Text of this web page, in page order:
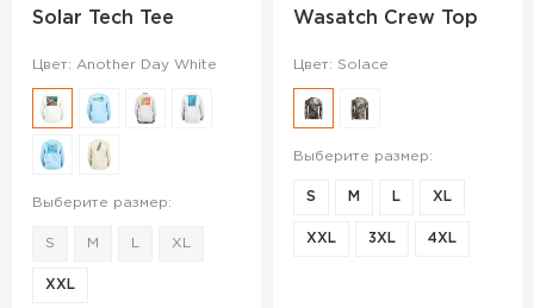
Solar Tech Tee
Цвет: Another Day White
Выберите размер:
S M XL
XXL
Wasatch Crew Top
Цвет: Solace
Выберите размер:
S M L XL
XXL 3XL 4XL